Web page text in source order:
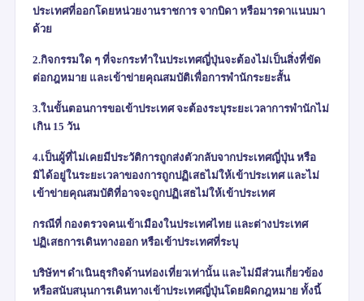
ประเทศที่ออกโดยหน่วยงานราชการ จากบิดา หรือมารดาแนบมา
ด้วย
2.กิจกรรมใด ๆ ที่จะกระทำในประเทศญี่ปุ่นจะต้องไม่เป็นสิ่งที่ขัด
ต่อกฎหมาย และเข้าข่ายคุณสมบัติเพื่อการพำนักระยะสั้น
3.ในขั้นตอนการขอเข้าประเทศ จะต้องระบุระยะเวลาการพำนักไม่
เกิน 15 วัน
4.เป็นผู้ที่ไม่เคยมีประวัติการถูกส่งตัวกลับจากประเทศญี่ปุ่น หรือ
มิได้อยู่ในระยะเวลาของการถูกปฏิเสธไม่ให้เข้าประเทศ และไม่
เข้าข่ายคุณสมบัติที่อาจจะถูกปฏิเสธไม่ให้เข้าประเทศ
กรณีที่ กองตรวจคนเข้าเมืองในประเทศไทย และต่างประเทศ
ปฏิเสธการเดินทางออก หรือเข้าประเทศที่ระบุ
บริษัทฯ ดำเนินธุรกิจด้านท่องเที่ยวเท่านั้น และไม่มีส่วนเกี่ยวข้อง
หรือสนับสนุนการเดินทางเข้าประเทศญี่ปุ่นโดยผิดกฎหมาย ทั้งนี้